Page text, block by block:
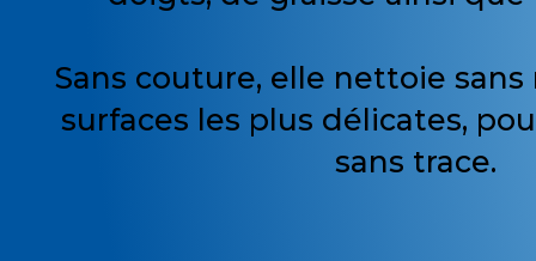
Sans couture, elle nettoie sans
surfaces les plus délicates,
sans trace.